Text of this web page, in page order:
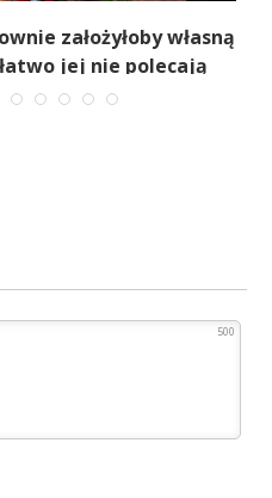
założyłoby własną
jej nie polecają
500